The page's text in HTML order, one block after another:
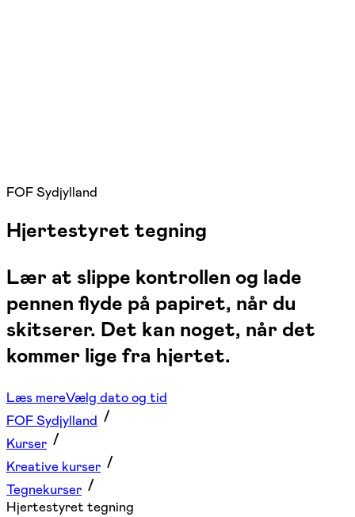
FOF Sydjylland
Hjertestyret tegning
Lær at slippe kontrollen og lade
pennen flyde på papiret, når du
skitserer. Det kan noget, når det
kommer lige fra hjertet.
Læs mereVælg dato og tid
FOF Sydjylland
Kurser
Kreative kurser
Tegnekurser
Hjertestyret tegning